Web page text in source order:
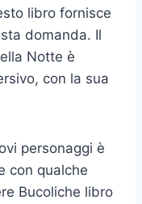
libro fornisce
domanda. Il
Notte è
con la sua
personaggi è
con qualche
Bucoliche libro